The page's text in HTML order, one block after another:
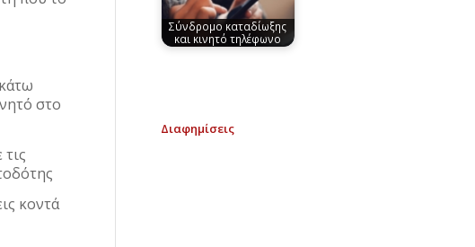
στο
κοντά
Σύνδρομο καταδίωξης
και κινητό τηλέφωνο
Διαφημίσεις